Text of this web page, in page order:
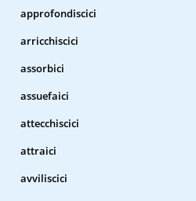
approfondiscici
arricchiscici
assorbici
assuefaici
attecchiscici
attraici
avviliscici